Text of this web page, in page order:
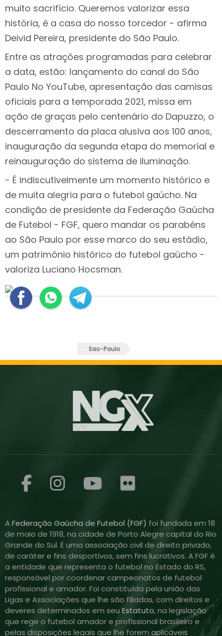
muito sacrifício. Queremos valorizar essa
história, é a casa do nosso torcedor - afirma
Deivid Pereira, presidente do São Paulo.
Entre as atrações programadas para celebrar
a data, estão: lançamento do canal do São
Paulo No YouTube, apresentação das camisas
oficiais para a temporada 2021, missa em
ação de graças pelo centenário do Dapuzzo, o
descerramento da placa alusiva aos 100 anos,
inauguração da segunda etapa do memorial e
reinauguração do sistema de iluminação.
- É indiscutivelmente um momento histórico e
de muita alegria para o futebol gaúcho. Na
condição de presidente da Federação Gaúcha
de Futebol - FGF, quero mandar os parabéns
ao São Paulo por esse marco do seu estádio,
um patrimônio histórico do futebol gaúcho -
valoriza Luciano Hocsman.
Sao-Paulo
AFederação Gaúcha de Futebol (FGF) foi fundada em 18
de maio de 1918, na cidade de Porto Alegre capital do Rio
Grande do Sul. É uma associação civil de direito privado,
de caráter e fins desportivos, sem fins lucrativos. A FGF é
a entidade que representa o futebol no Estado do RS,
responsável por coordenar campeonatos de futebol
profissional e amador. Foi constituída pela união das
Ligas e Associações que lhe são filiadas, com direitos e
deveres determinados em seu Estatuto, na legislação
que rege o futebol amador e profissional brasileiro e
pelas disposições legais que lhe forem aplicáveis